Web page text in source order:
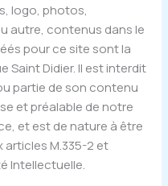
logo, photos,
autre, contenus dans le
pour ce site sont la
Saint Didier. Il est interdit
partie de son contenu
et préalable de notre
et est de nature à être
M.335-2 et
Intellectuelle.